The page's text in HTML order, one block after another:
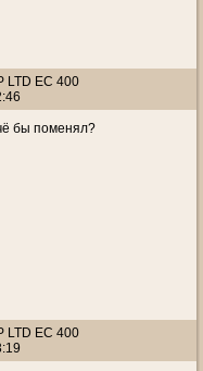
LTD EC 400
бы поменял?
LTD EC 400